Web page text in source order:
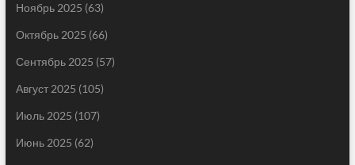
Ноябрь 2025 (63)
Октябрь 2025 (66)
Сентябрь 2025 (57)
Август 2025 (105)
Июль 2025 (107)
Июнь 2025 (62)